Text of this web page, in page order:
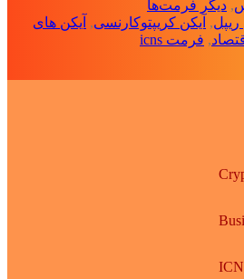
, دیگر فرمت‌ها
ریپل, آیکن کریپتوکارنسی, آیکن های
, فرمت icns